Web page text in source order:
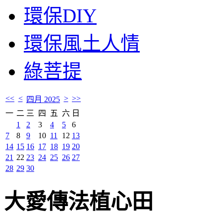
環保DIY
環保風土人情
綠菩提
<< < 四月 2025 > >>
一 二 三 四 五 六 日
1
2 3 4 5
6
7
8 9 10 11 12 13
14 15 16 17 18 19 20
21 22 23 24 25 26 27
28 29 30
大愛傳法植心田